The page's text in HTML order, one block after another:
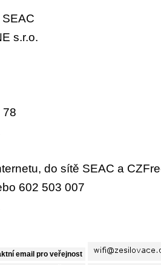
s.r.o.
78
do sítě SEAC a
602 503 007
email pro veřejnost